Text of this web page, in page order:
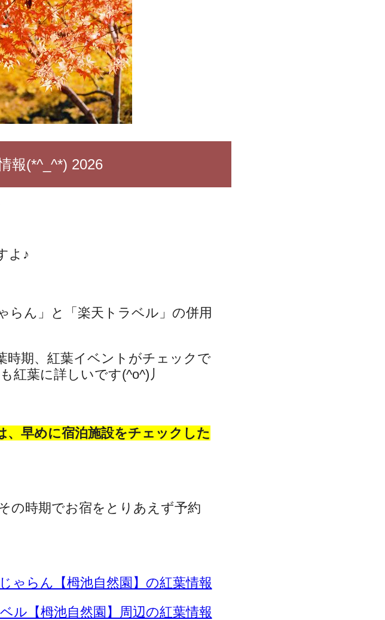
報(*^_^*) 2026
よ♪
らん」と「楽天トラベル」の併用
時期、紅葉イベントがチェックで
紅葉に詳しいです(^o^)丿
、早めに宿泊施設をチェックした
の時期でお宿をとりあえず予約
じゃらん【栂池自然園】の紅葉情報
ル【栂池自然園】周辺の紅葉情報